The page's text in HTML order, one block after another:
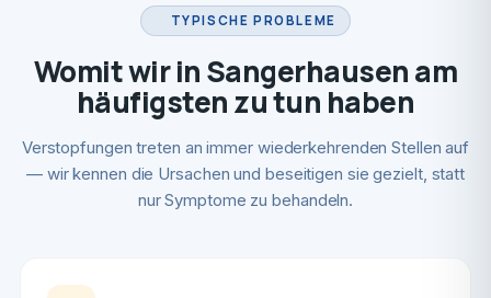
TYPISCHE PROBLEME
Womit wir in Sangerhausen am
häufigsten zu tun haben
Verstopfungen treten an immer wiederkehrenden Stellen auf
— wir kennen die Ursachen und beseitigen sie gezielt, statt
nur Symptome zu behandeln.